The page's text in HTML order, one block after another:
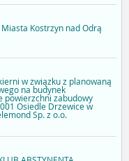
Kostrzyn nad Odrą
w związku z planowaną
na budynek
powierzchni zabudowy
Osiedle Drzewice w
Sp. z o.o.